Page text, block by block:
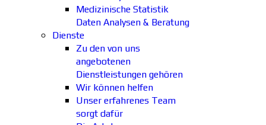
Medizinische Statistik
Daten Analysen & Beratung
Dienste
Zu den von uns
angebotenen
Dienstleistungen gehören
Wir können helfen
Unser erfahrenes Team
sorgt dafür